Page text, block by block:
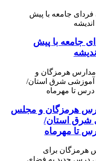
جامعه با پیش
هرمزگان و مجلس
شرق استان/